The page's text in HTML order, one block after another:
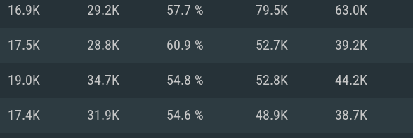
Recommandée
Recommandée
Recommandée
16.9K 29.2K 57.7 % 79.5K 63.0K
17.5K 28.8K 60.9 % 52.7K 39.2K
19.0K 34.7K 54.8 % 52.8K 44.2K
17.4K 31.9K 54.6 % 48.9K 38.7K